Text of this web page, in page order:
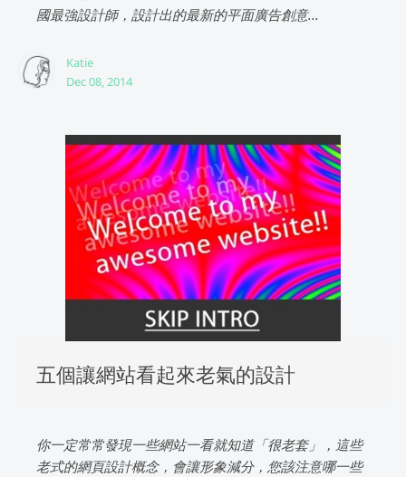
國最強設計師，設計出的最新的平面廣告創意...
Katie
Dec 08, 2014
五個讓網站看起來老氣的設計
你一定常常發現一些網站一看就知道「很老套」，這些
老式的網頁設計概念，會讓形象減分，您該注意哪一些